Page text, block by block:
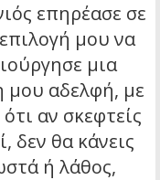
επηρέασε σε
μου να
μια
μου αδελφή, με
αν σκεφτείς
δεν θα κάνεις
ή λάθος,